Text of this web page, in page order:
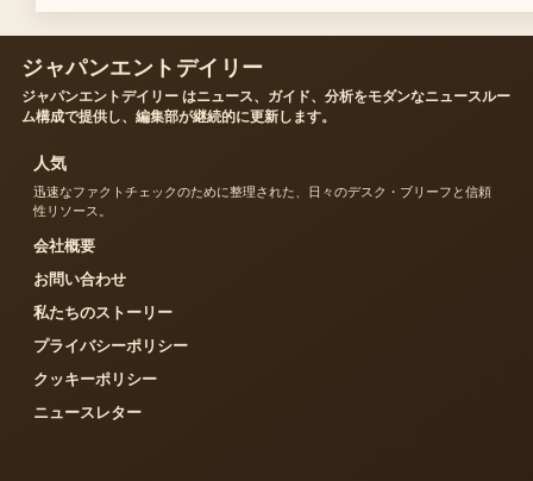
ジャパンエントデイリー
ジャパンエントデイリー はニュース、ガイド、分析をモダンなニュースルー
ム構成で提供し、編集部が継続的に更新します。
人気
迅速なファクトチェックのために整理された、日々のデスク・ブリーフと信頼
性リソース。
会社概要
お問い合わせ
私たちのストーリー
プライバシーポリシー
クッキーポリシー
ニュースレター